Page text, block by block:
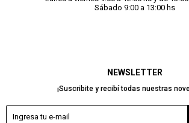
NEWSLETTER
¡Suscribite y recibí todas nuestras
Sábado 9:00 a 13:00 hs